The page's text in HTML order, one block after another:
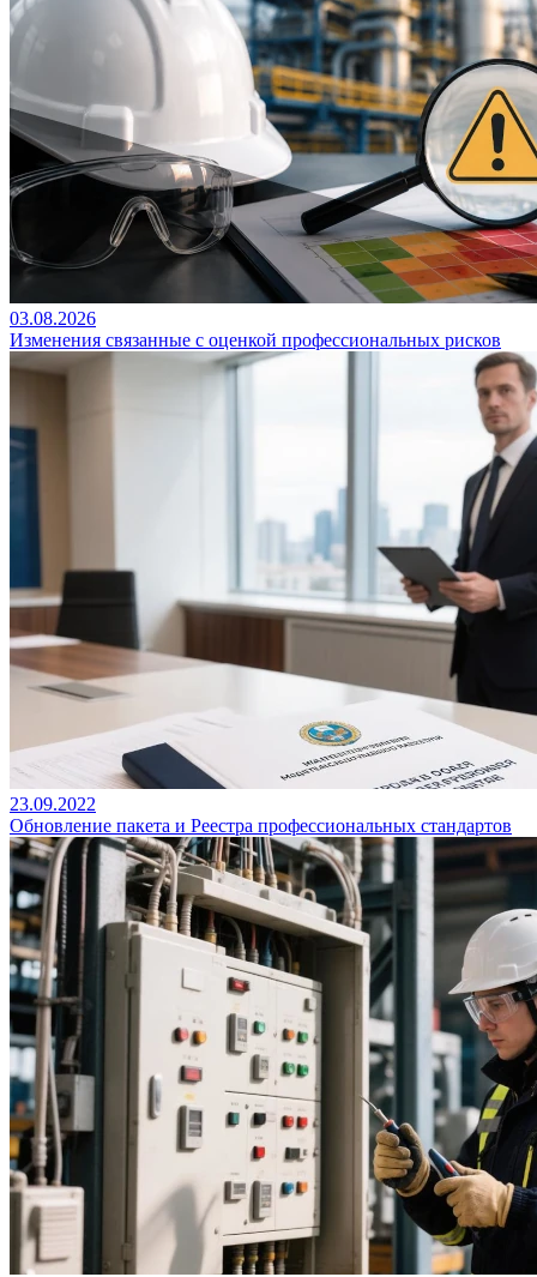
03.08.2026
Изменения связанные с оценкой профессиональных рисков
23.09.2022
Обновление пакета и Реестра профессиональных стандартов